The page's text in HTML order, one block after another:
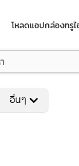
โหลดแอปกล่องทรู
อื่นๆ